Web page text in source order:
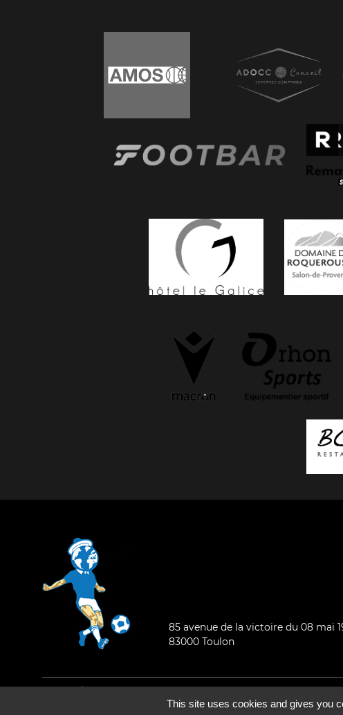
85 avenue de la victoire du 08 mai
83000 Toulon
Mentions légales-Qui sommes-nous ?
©2026 - Tous droits réservés - Conception :epartenair e
This site uses cookies and gives you